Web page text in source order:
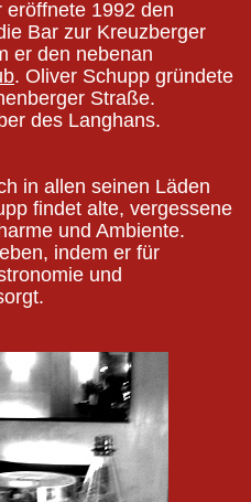
eröffnete 1992 den
Bar zur Kreuzberger
er den nebenan
. Oliver Schupp gründete
Straße.
des Langhans.
in allen seinen Läden
findet alte, vergessene
und Ambiente.
indem er für
und